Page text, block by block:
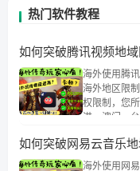
热门软件教程
如何突破腾讯视频地域
海外使用腾
海外地区限制。 当在海外打开腾讯视频，却突然弹出
权限制，您所在
港、澳门、
权限制问题，且仅
朋友们，使
如何突破网易云音乐地
海外使用网